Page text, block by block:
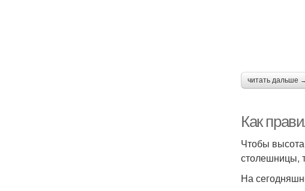
читать дальше
Как
Чтобы
столешницы,
На